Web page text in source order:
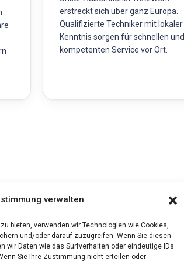
verwalten
bieten, verwenden wir Technologien wie Cookies,
und/oder darauf zuzugreifen. Wenn Sie diesen
wir Daten wie das Surfverhalten oder eindeutige IDs
Sie Ihre Zustimmung nicht erteilen oder
erstreckt sich über ganz Europa.
Qualifizierte Techniker mit lokaler
Kenntnis sorgen für schnellen und
kompetenten Service vor Ort.
eine umfassende Inspektion aller